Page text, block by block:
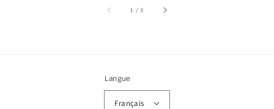
1 /sur
3
Langue
Français